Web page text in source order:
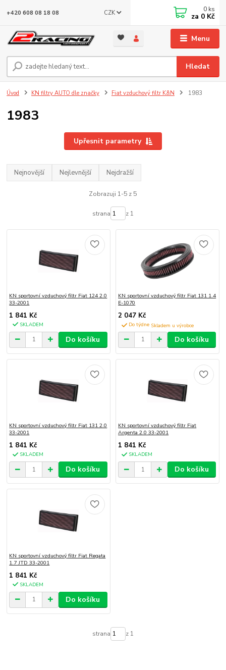
Menu
CZK
Hledat
+420 608 08 18 08 0 ks
za 0 Kč
Úvod KN filtry AUTO dle značky Fiat vzduchový filtr K&N 1983
1983
Upřesnit parametry
Nejnovější Nejlevnější Nejdražší
Zobrazuji 1-5 z 5
strana z 1
KN sportovní vzduchový filtr Fiat 124 2.0
33-2001
1 841 Kč
SKLADEM
Do košíku
KN sportovní vzduchový filtr Fiat 131 1.4
E-1070
2 047 Kč
Do týdne
Do košíku
KN sportovní vzduchový filtr Fiat 131 2.0
33-2001
1 841 Kč
SKLADEM
Do košíku
KN sportovní vzduchový filtr Fiat
Argenta 2.0 33-2001
1 841 Kč
SKLADEM
Do košíku
KN sportovní vzduchový filtr Fiat Regata
1.7 JTD 33-2001
1 841 Kč
SKLADEM
Do košíku
strana z 1